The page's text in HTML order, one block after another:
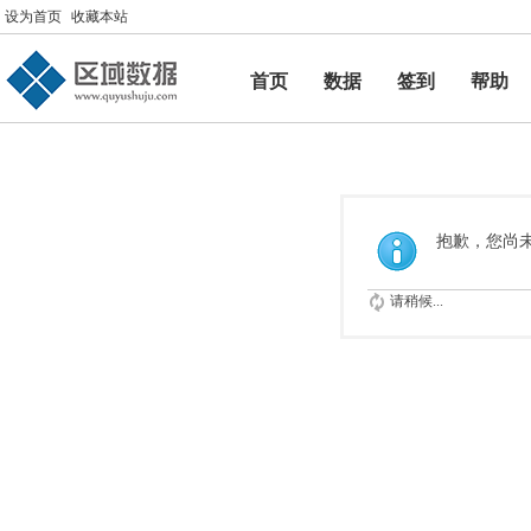
设为首页 收藏本站
首页 数据 签到
帮助
帮助
抱歉，您尚
请稍候...